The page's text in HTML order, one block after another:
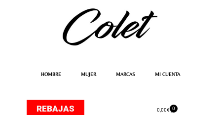
HOMBRE MUJER MARCAS MI CUENTA
REBAJAS 0,00€ 0
Carrito